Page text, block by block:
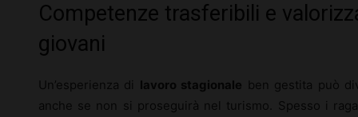
Competenze trasferibili e
giovani
Un’esperienza di lavoro stagionale ben gestita può
anche se non si proseguirà nel turismo. Spesso i